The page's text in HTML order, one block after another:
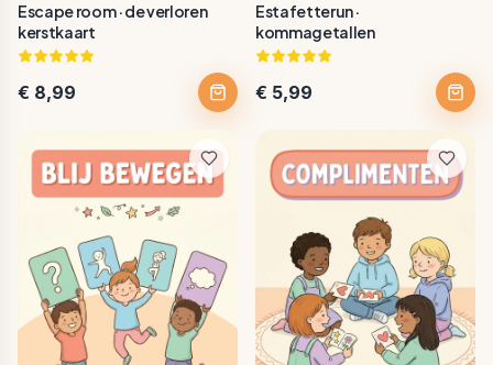
Escape room · de verloren
kerstkaart
€ 8,99
Estafetterun ·
kommagetallen
€ 5,99